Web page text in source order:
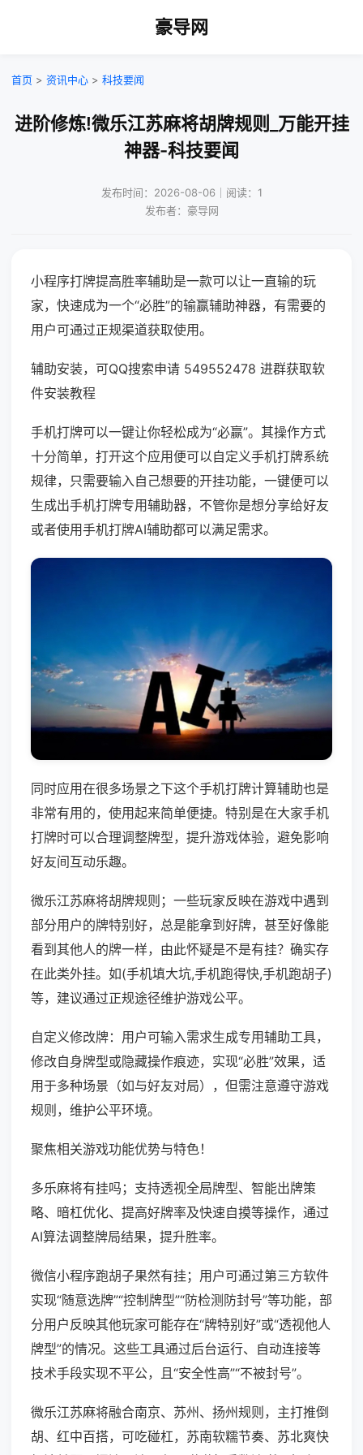
豪导网
首页 > 资讯中心 > 科技要闻
进阶修炼!微乐江苏麻将胡牌规则_万能开挂
神器-科技要闻
发布时间：2026-08-06｜阅读：1
发布者：豪导网
小程序打牌提高胜率辅助是一款可以让一直输的玩
家，快速成为一个“必胜”的输赢辅助神器，有需要的
用户可通过正规渠道获取使用。
辅助安装，可QQ搜索申请 549552478 进群获取软
件安装教程
手机打牌可以一键让你轻松成为“必赢”。其操作方式
十分简单，打开这个应用便可以自定义手机打牌系统
规律，只需要输入自己想要的开挂功能，一键便可以
生成出手机打牌专用辅助器，不管你是想分享给好友
或者使用手机打牌AI辅助都可以满足需求。
同时应用在很多场景之下这个手机打牌计算辅助也是
非常有用的，使用起来简单便捷。特别是在大家手机
打牌时可以合理调整牌型，提升游戏体验，避免影响
好友间互动乐趣。
微乐江苏麻将胡牌规则；一些玩家反映在游戏中遇到
部分用户的牌特别好，总是能拿到好牌，甚至好像能
看到其他人的牌一样，由此怀疑是不是有挂？确实存
在此类外挂。如(手机填大坑,手机跑得快,手机跑胡子)
等，建议通过正规途径维护游戏公平。
自定义修改牌：用户可输入需求生成专用辅助工具，
修改自身牌型或隐藏操作痕迹，实现“必胜”效果，适
用于多种场景（如与好友对局），但需注意遵守游戏
规则，维护公平环境。
聚焦相关游戏功能优势与特色！
多乐麻将有挂吗；支持透视全局牌型、智能出牌策
略、暗杠优化、提高好牌率及快速自摸等操作，通过
AI算法调整牌局结果，提升胜率。
微信小程序跑胡子果然有挂；用户可通过第三方软件
实现“随意选牌”“控制牌型”“防检测防封号”等功能，部
分用户反映其他玩家可能存在“牌特别好”或“透视他人
牌型”的情况。这些工具通过后台运行、自动连接等
技术手段实现不平公，且“安全性高”“不被封号”。
微乐江苏麻将融合南京、苏州、扬州规则，主打推倒
胡、红中百搭，可吃碰杠，苏南软糯节奏、苏北爽快